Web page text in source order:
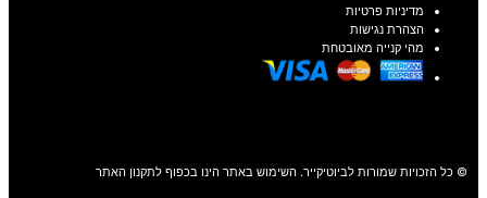
מדיניות פרטיות
הצהרת נגישות
מהי קנייה מאובטחת
© כל הזכויות שמורות לביוטיקייר. השימוש באתר הינו בכפוף לתקנון האתר